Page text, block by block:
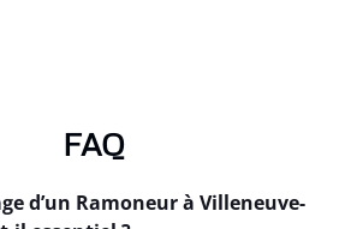
FAQ
d’un Ramoneur à Villeneuve-